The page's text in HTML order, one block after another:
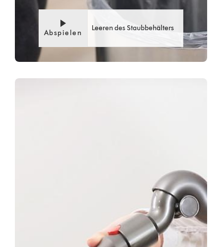
Abspielen
Leeren des Staubbehälters